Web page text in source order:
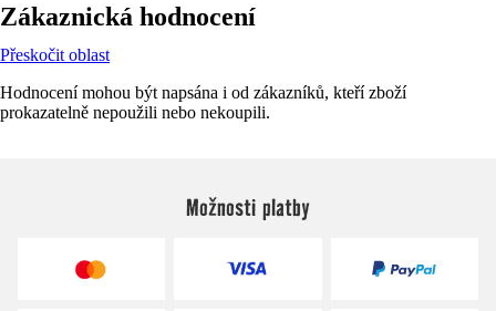
Zákaznická hodnocení
Přeskočit oblast
Hodnocení mohou být napsána i od zákazníků, kteří zboží
prokazatelně nepoužili nebo nekoupili.
Možnosti platby